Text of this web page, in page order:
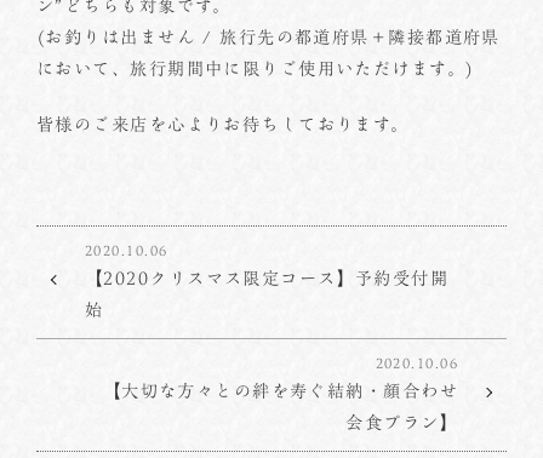
ン”どちらも対象です。
(お釣りは出ません / 旅行先の都道府県＋隣接都道府県
において、旅行期間中に限りご使用いただけます。)
皆様のご来店を心よりお待ちしております。
2020.10.06
【2020クリスマス限定コース】予約受付開
始
2020.10.06
【大切な方々との絆を寿ぐ結納・顔合わせ
会食プラン】